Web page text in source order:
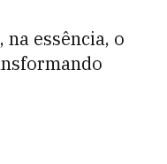
essência, o